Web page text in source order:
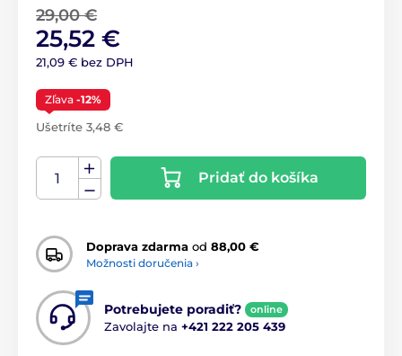
29,00 €
25,52 €
21,09 € bez DPH
Zľava -12%
Ušetríte 3,48 €
Pridať do košíka
Doprava zdarma od 88,00 €
Možnosti doručenia ›
Potrebujete poradiť? online
Zavolajte na +421 222 205 439